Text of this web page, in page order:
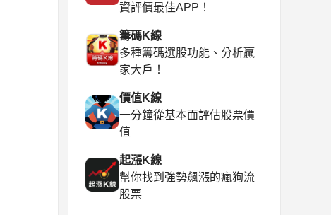
資評價最佳APP！
籌碼K線
多種籌碼選股功能、分析贏
家大戶！
價值K線
一分鐘從基本面評估股票價
值
起漲K線
幫你找到強勢飆漲的瘋狗流
股票